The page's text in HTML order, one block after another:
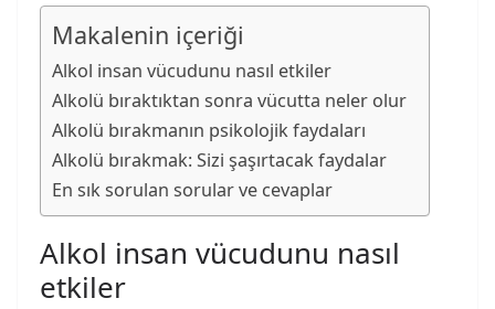
Makalenin içeriği
Alkol insan vücudunu nasıl etkiler
Alkolü bıraktıktan sonra vücutta neler olur
Alkolü bırakmanın psikolojik faydaları
Alkolü bırakmak: Sizi şaşırtacak faydalar
En sık sorulan sorular ve cevaplar
Alkol insan vücudunu nasıl
etkiler